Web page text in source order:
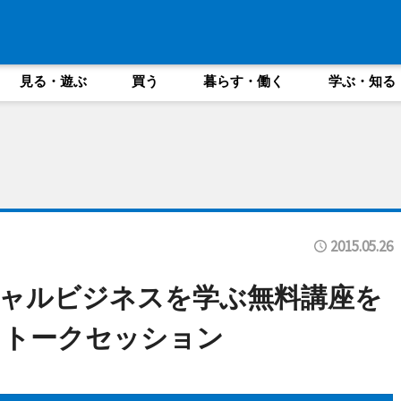
見る・遊ぶ 買う 暮らす・働く 学ぶ・知る
2015.05.26
ルビジネスを学ぶ無料講座を
ークセッション